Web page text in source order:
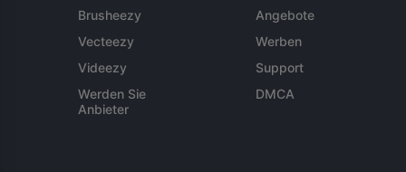
Brusheezy
Vecteezy
Videezy
Werden Sie
Anbieter
Angebote
Werben
Support
DMCA